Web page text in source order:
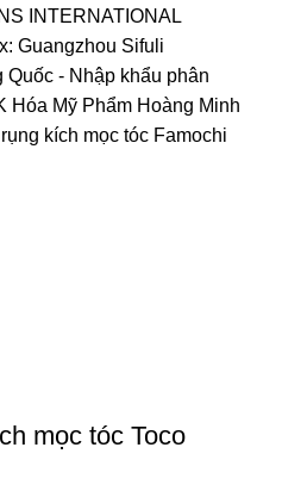
INTERNATIONAL
Guangzhou Sifuli
Quốc - Nhập khẩu phân
Hóa Mỹ Phẩm Hoàng Minh
kích mọc tóc Famochi
mọc tóc Toco